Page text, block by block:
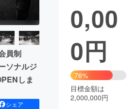
起業
地域活性化
CAMPFIRE Creation
さと納税
コミュニティ
員制
ソナルジ
しま
シェア
0,00
0円
76%
目標金額は
2,000,000円